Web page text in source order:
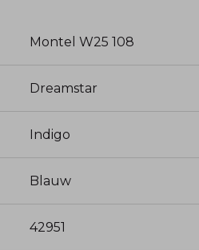
Montel W25 108
Dreamstar
Indigo
Blauw
42951